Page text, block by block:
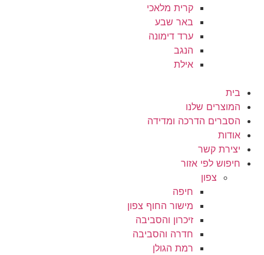
קרית מלאכי
באר שבע
ערד דימונה
הנגב
אילת
בית
המוצרים שלנו
הסברים הדרכה ומדידה
אודות
יצירת קשר
חיפוש לפי אזור
צפון
חיפה
מישור החוף צפון
זיכרון והסביבה
חדרה והסביבה
רמת הגולן